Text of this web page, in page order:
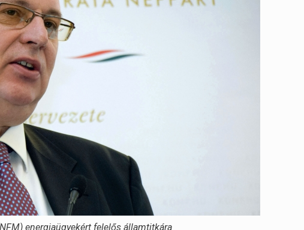
energiaügyekért felelős államtitkára